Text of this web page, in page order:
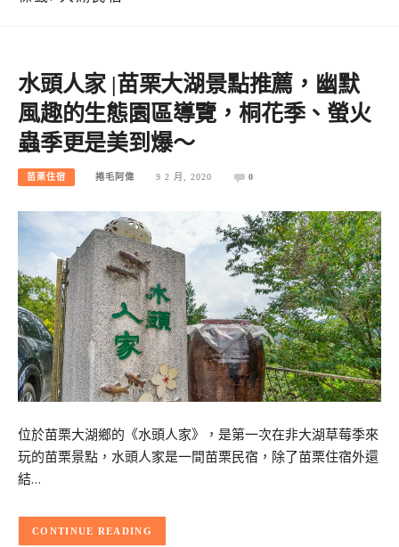
水頭人家 |苗栗大湖景點推薦，幽默
風趣的生態園區導覽，桐花季、螢火
蟲季更是美到爆～
苗栗住宿 捲毛阿偉 9 2 月, 2020 0
位於苗栗大湖鄉的《水頭人家》，是第一次在非大湖草莓季來
玩的苗栗景點，水頭人家是一間苗栗民宿，除了苗栗住宿外還
結…
CONTINUE READING